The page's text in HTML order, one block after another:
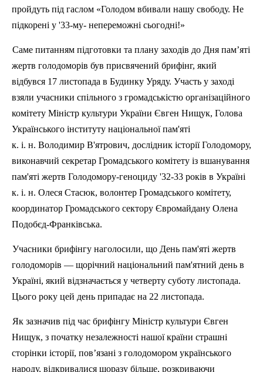
пройдуть під гаслом «Голодом вбивали нашу свободу. Не
підкорені у '33-му- непереможні сьогодні!»
Саме питанням підготовки та плану заходів до Дня пам’яті
жертв голодоморів був присвячений брифінг, який
відбувся 17 листопада в Будинку Уряду. Участь у заході
взяли учасники спільного з громадськістю організаційного
комітету Міністр культури України Євген Нищук, Голова
Українського інституту національної пам'яті
к. і. н. Володимир В'ятрович, дослідник історії Голодомору,
виконавчий секретар Громадського комітету із вшанування
пам'яті жертв Голодомору-геноциду '32-33 років в Україні
к. і. н. Олеся Стасюк, волонтер Громадського комітету,
координатор Громадського сектору Євромайдану Олена
Подобєд-Франківська.
Учасники брифінгу наголосили, що День пам'яті жертв
голодоморів — щорічний національний пам'ятний день в
Україні, який відзначається у четверту суботу листопада.
Цього року цей день припадає на 22 листопада.
Як зазначив під час брифінгу Міністр культури Євген
Нищук, з початку незалежності нашої країни страшні
сторінки історії, пов’язані з голодомором українського
народу, відкривалися щоразу більше, розкриваючи